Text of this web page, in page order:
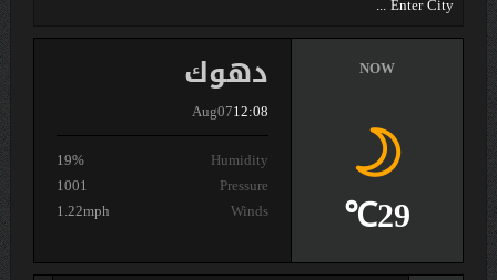
دهوك
Aug0712:08
Humidity
19%
Pressure
1001
Winds
1.22mph
NOW
29℃